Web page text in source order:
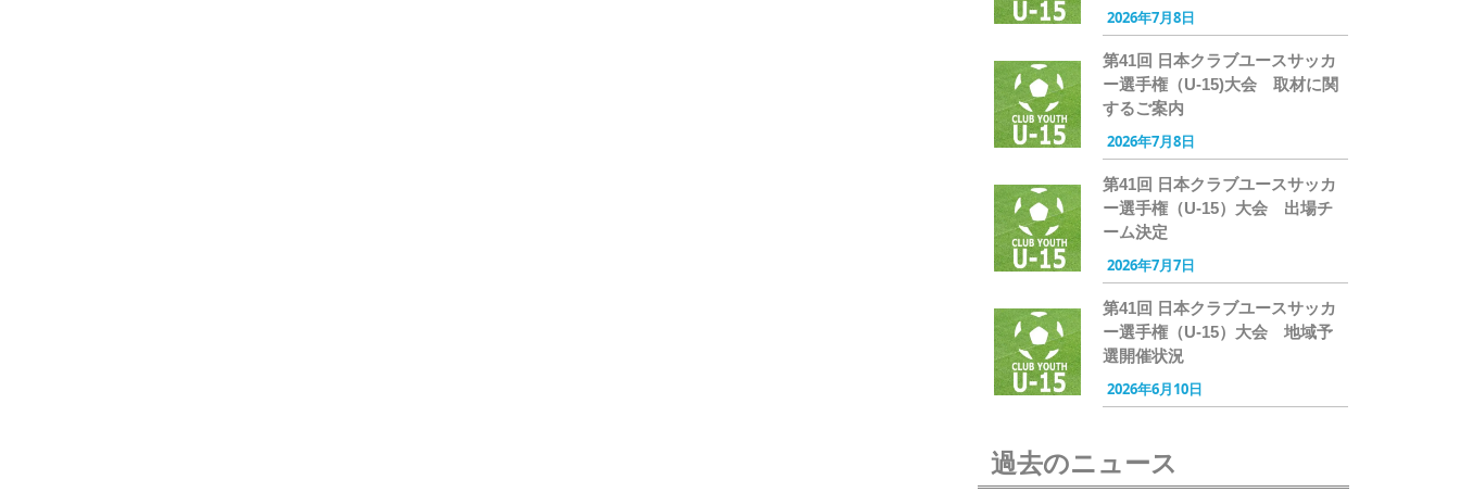
2026年7月8日
第41回 日本クラブユースサッカ
ー選手権（U-15)大会 取材に関
するご案内
2026年7月8日
第41回 日本クラブユースサッカ
ー選手権（U-15）大会 出場チ
ーム決定
2026年7月7日
第41回 日本クラブユースサッカ
ー選手権（U-15）大会 地域予
選開催状況
2026年6月10日
過去のニュース